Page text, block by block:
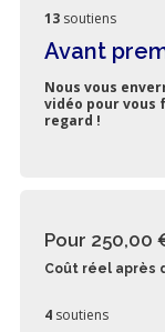
13 soutiens
Avant
Nous vous
vidéo pour vous
regard !
Pour 250,00
Coût réel après
4 soutiens